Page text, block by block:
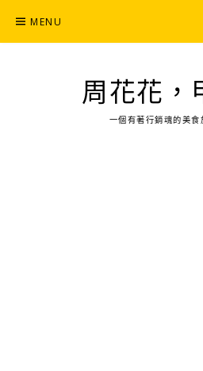
content
MENU
周花花，
一個有著行銷魂的美食